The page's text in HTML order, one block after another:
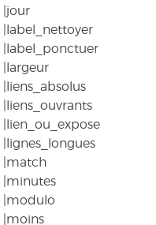
|jour
|label_nettoyer
|label_ponctuer
|largeur
|liens_absolus
|liens_ouvrants
|lien_ou_expose
|lignes_longues
|match
|minutes
|modulo
|moins